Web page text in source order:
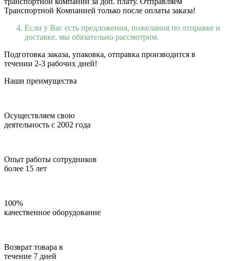
Транспортной Компанией только после оплаты заказа!
Если у Вас есть предложения, пожелания по отправке и
доставке, мы обязательно рассмотрим.
Подготовка заказа, упаковка, отправка производится в
течении 2-3 рабочих дней!
Наши преимущества
Осуществляем свою
деятельность с 2002 года
Опыт работы сотрудников
более 15 лет
100%
качественное оборудование
Возврат товара в
течение 7 дней